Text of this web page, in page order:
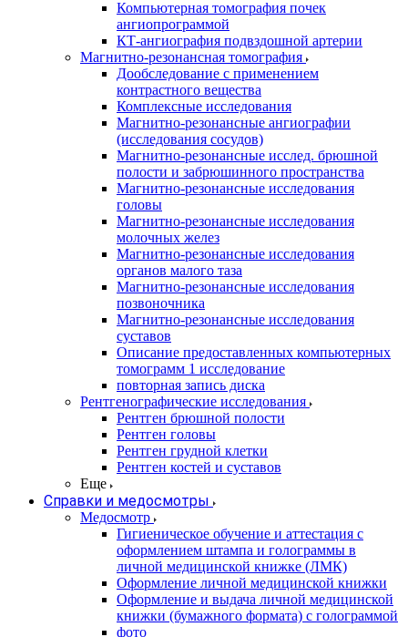
Компьютерная томография почек
ангиопрограммой
КТ-ангиография подвздошной артерии
Магнитно-резонансная томография
Дообследование с применением
контрастного вещества
Комплексные исследования
Магнитно-резонансные ангиографии
(исследования сосудов)
Магнитно-резонансные исслед. брюшной
полости и забрюшинного пространства
Магнитно-резонансные исследования
головы
Магнитно-резонансные исследования
молочных желез
Магнитно-резонансные исследования
органов малого таза
Магнитно-резонансные исследования
позвоночника
Магнитно-резонансные исследования
суставов
Описание предоставленных компьютерных
томограмм 1 исследование
повторная запись диска
Рентгенографические исследования
Рентген брюшной полости
Рентген головы
Рентген грудной клетки
Рентген костей и суставов
Еще
Справки и медосмотры
Медосмотр
Гигиеническое обучение и аттестация с
оформлением штампа и голограммы в
личной медицинской книжке (ЛМК)
Оформление личной медицинской книжки
Оформление и выдача личной медицинской
книжки (бумажного формата) с голограммой
фото